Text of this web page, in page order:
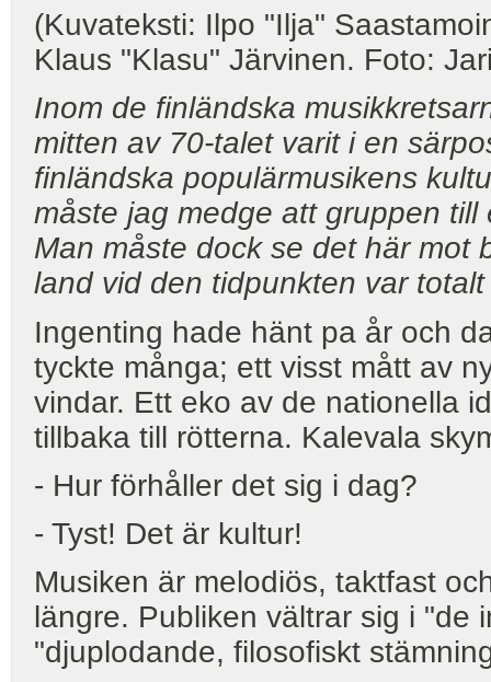
(Kuvateksti: Ilpo "Ilja"
Klaus "Klasu" Järvinen. Foto:
Inom de finländska
mitten av 70-talet varit i en
finländska populärmusikens
måste jag medge att gruppen
Man måste dock se det här mot
land vid den tidpunkten var
Ingenting hade hänt pa år och
tyckte många; ett visst mått av
vindar. Ett eko av de nationella
tillbaka till rötterna. Kalevala
- Hur förhåller det sig i dag?
- Tyst! Det är kultur!
Musiken är melodiös, taktfast
längre. Publiken vältrar sig i "de
"djuplodande, filosofiskt